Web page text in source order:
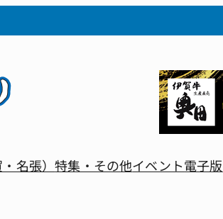
名張）特集・その他イベント電子版